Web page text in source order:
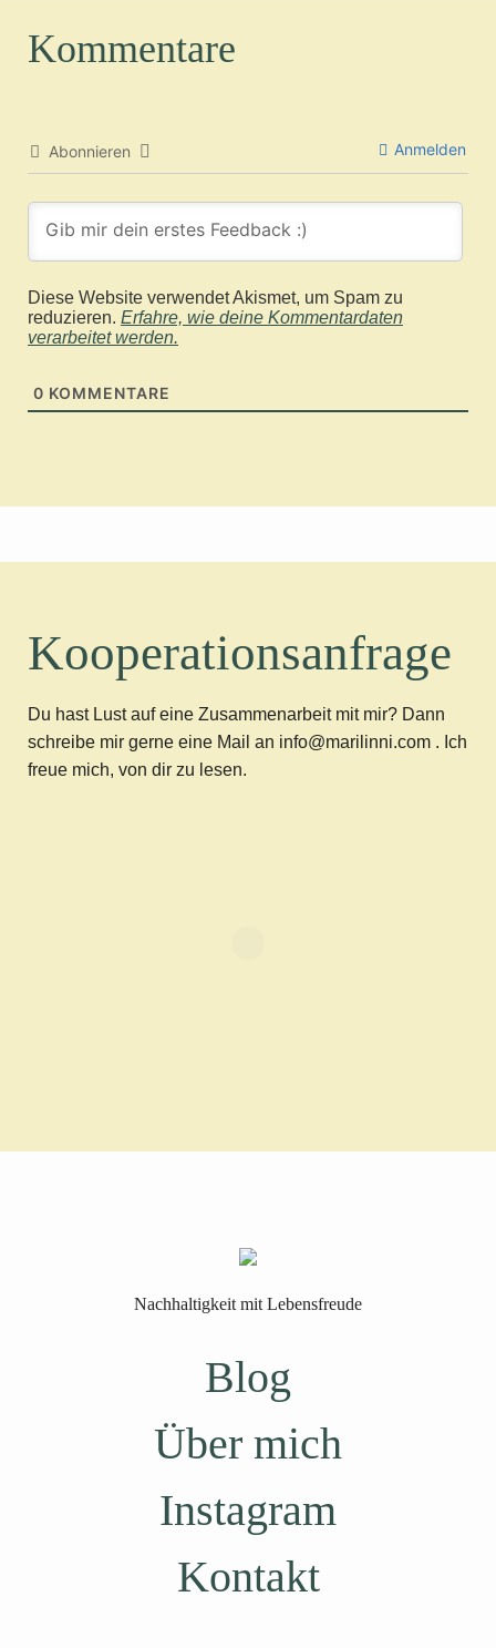
Kommentare
Abonnieren Anmelden
Diese Website verwendet Akismet, um Spam zu
reduzieren. Erfahre, wie deine Kommentardaten
verarbeitet werden.
0 KOMMENTARE
Kooperationsanfrage
Du hast Lust auf eine Zusammenarbeit mit mir? Dann
schreibe mir gerne eine Mail an info@marilinni.com . Ich
freue mich, von dir zu lesen.
Nachhaltigkeit mit Lebensfreude
Blog
Über mich
Instagram
Kontakt